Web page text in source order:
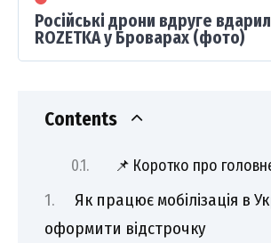
Російські дрони вдруге
ROZETKA у Броварах (фото)
Contents
📌 Коротко про
Як працює мобілізація в
оформити відстрочку